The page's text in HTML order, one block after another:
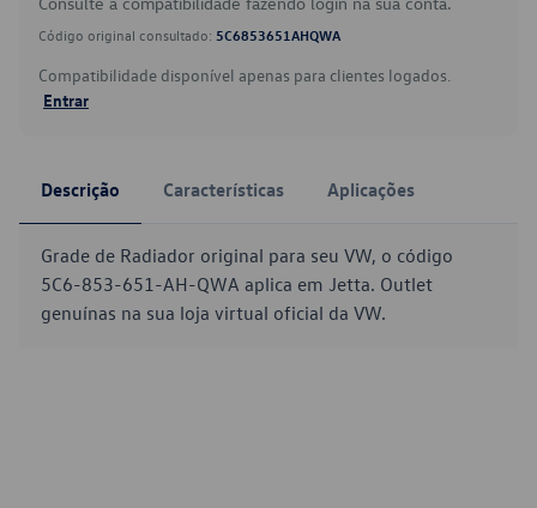
Código original consultado: 5C6853651AHQWA
Compatibilidade disponível apenas para clientes logados.
Entrar
Descrição Características Aplicações
Grade de Radiador original para seu VW, o código
5C6-853-651-AH-QWA aplica em Jetta. Outlet
genuínas na sua loja virtual oficial da VW.